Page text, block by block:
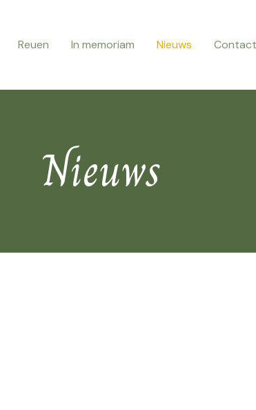
Reuen In memoriam Nieuws Contact
Nieuws